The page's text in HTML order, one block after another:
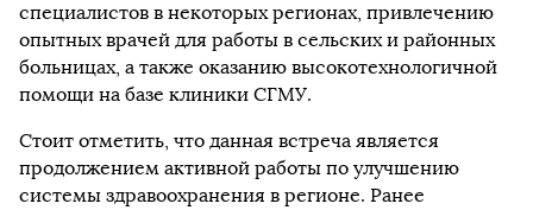
специалистов в некоторых регионах, привлечению
опытных врачей для работы в сельских и районных
больницах, а также оказанию высокотехнологичной
помощи на базе клиники СГМУ.
Стоит отметить, что данная встреча является
продолжением активной работы по улучшению
системы здравоохранения в регионе. Ранее